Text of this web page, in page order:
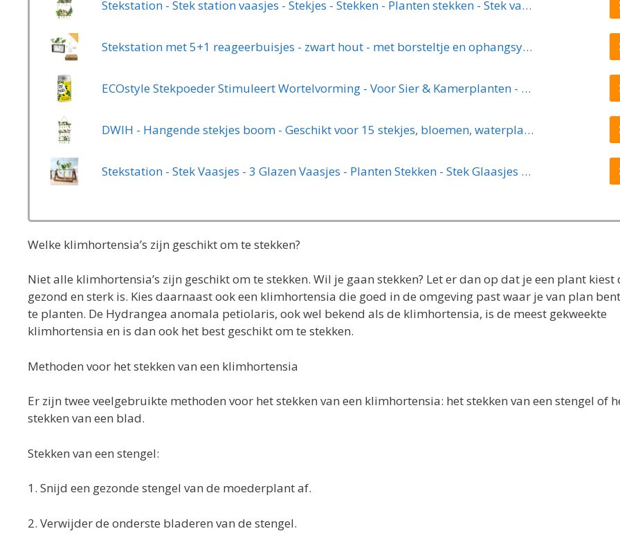
Stekstation - Stek station vaasjes - Stekjes - Stekken - Planten stekken - Stek vaasjes - Stek glaasjes - Steklab - Reageerbuisjes - Inclusief 10 buisjes - Ophangbaar - Hout - Glas - Bruin
Stekstation met 5+1 reageerbuisjes - zwart hout - met borsteltje en ophangsysteem | stek station - vaasjes - glaasjes - set - hydroponie - hydrocultuur - stekjes - droogbloemen
ECOstyle Stekpoeder Stimuleert Wortelvorming - Voor Sier & Kamerplanten - Helpt Stekjes Uitgroeien tot een Volwaardige Plant - 25 GR
DWIH - Hangende stekjes boom - Geschikt voor 15 stekjes, bloemen, waterplanten (Hydroponie)
Stekstation - Stek Vaasjes - 3 Glazen Vaasjes - Planten Stekken - Stek Glaasjes - Hydrocultuur
Welke klimhortensia’s zijn geschikt om te stekken?
Niet alle klimhortensia’s zijn geschikt om te stekken. Wil je gaan stekken? Let er dan op dat je een plant kiest
gezond en sterk is. Kies daarnaast ook een klimhortensia die goed in de omgeving past waar je van plan
te planten. De Hydrangea anomala petiolaris, ook wel bekend als de klimhortensia, is de meest gekweekte
klimhortensia en is dan ook het best geschikt om te stekken.
Methoden voor het stekken van een klimhortensia
Er zijn twee veelgebruikte methoden voor het stekken van een klimhortensia: het stekken van een stengel of
stekken van een blad.
Stekken van een stengel:
1. Snijd een gezonde stengel van de moederplant af.
2. Verwijder de onderste bladeren van de stengel.